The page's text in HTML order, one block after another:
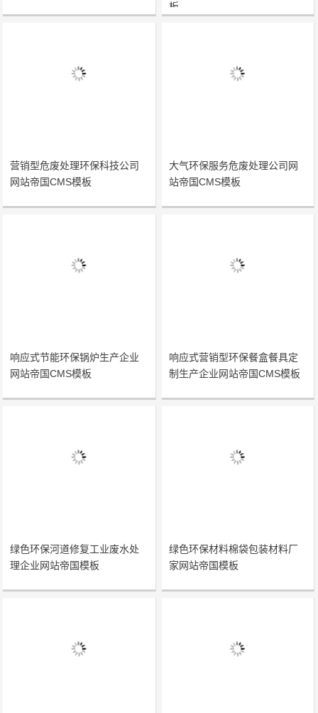
板
营销型危废处理环保科技公司
网站帝国CMS模板
大气环保服务危废处理公司网
站帝国CMS模板
响应式节能环保锅炉生产企业
网站帝国CMS模板
响应式营销型环保餐盒餐具定
制生产企业网站帝国CMS模板
绿色环保河道修复工业废水处
理企业网站帝国模板
绿色环保材料棉袋包装材料厂
家网站帝国模板